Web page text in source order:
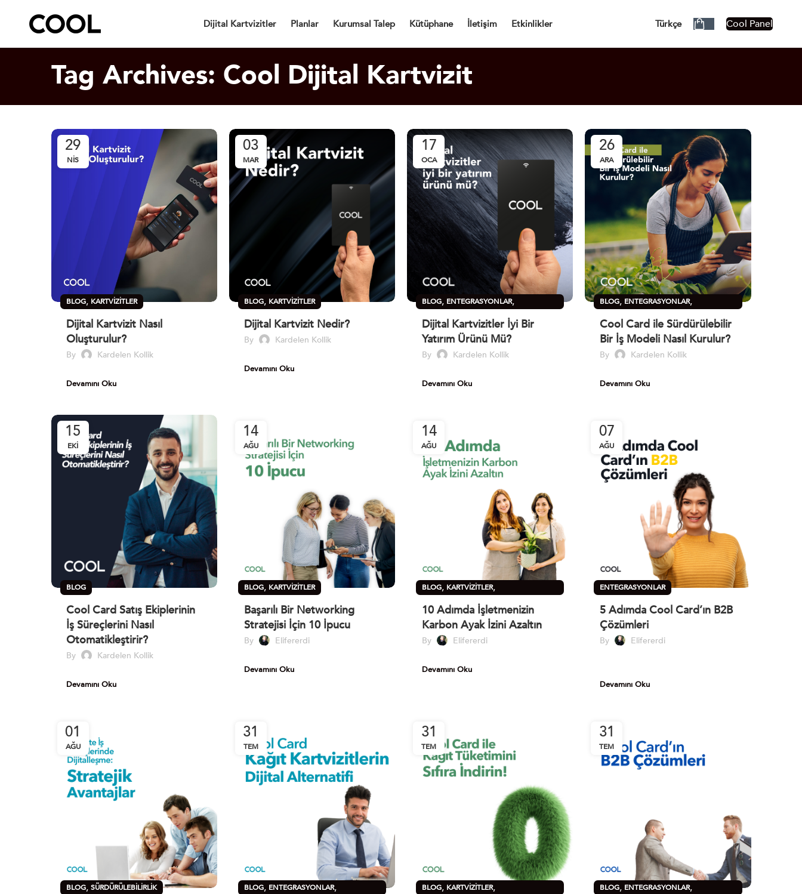
Dijital Kartvizitler Planlar Kurumsal Talep Kütüphane İletişim Etkinlikler Türkçe Cool Panel
Tag Archives: Cool Dijital Kartvizit
29
NIS
BLOG, KARTVIZITLER
Dijital Kartvizit Nasıl
Oluşturulur?
By Kardelen Kollik
Devamını Oku
03
MAR
BLOG, KARTVIZITLER
Dijital Kartvizit Nedir?
By Kardelen Kollik
Devamını Oku
17
OCA
BLOG, ENTEGRASYONLAR,
, ÜRÜNLER
Dijital Kartvizitler İyi Bir
Yatırım Ürünü Mü?
By Kardelen Kollik
Devamını Oku
26
ARA
BLOG, ENTEGRASYONLAR,
Cool Card ile Sürdürülebilir
Bir İş Modeli Nasıl Kurulur?
By Kardelen Kollik
Devamını Oku
15
EKI
BLOG
Cool Card Satış Ekiplerinin
İş Süreçlerini Nasıl
Otomatikleştirir?
By Kardelen Kollik
Devamını Oku
14
AĞU
BLOG, KARTVIZITLER
Başarılı Bir Networking
Stratejisi İçin 10 İpucu
By Elifererdi
Devamını Oku
14
AĞU
BLOG, KARTVIZITLER,
SÜRDÜRÜLEBILIRLIK
10 Adımda İşletmenizin
Karbon Ayak İzini Azaltın
By Elifererdi
Devamını Oku
07
AĞU
ENTEGRASYONLAR
5 Adımda Cool Card’ın B2B
Çözümleri
By Elifererdi
Devamını Oku
01
AĞU
BLOG, SÜRDÜRÜLEBILIRLIK
31
TEM
BLOG, ENTEGRASYONLAR,
31
TEM
BLOG, KARTVIZITLER,
31
TEM
BLOG, ENTEGRASYONLAR,